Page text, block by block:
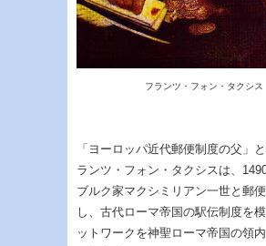
フランツ・フォン・タクシス
「ヨーロッパ近代郵便制度の父」
ランツ・フォン・タクシスは、
ブルク家マクシミリアン一世と郵
し、古代ローマ帝国の駅伝制度を
ットワークを神聖ローマ帝国の領